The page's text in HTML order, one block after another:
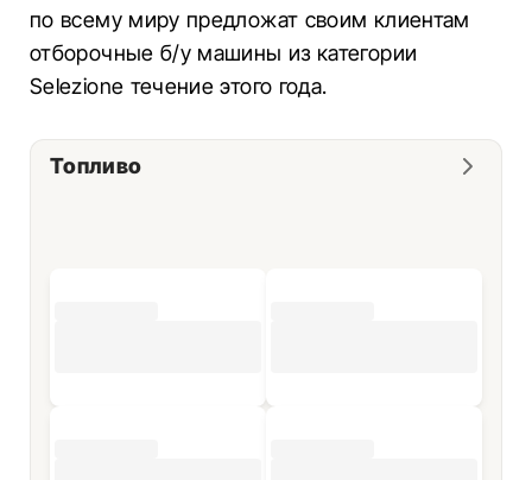
по всему миру предложат своим клиентам
отборочные б/у машины из категории
Selezione течение этого года.
Топливо